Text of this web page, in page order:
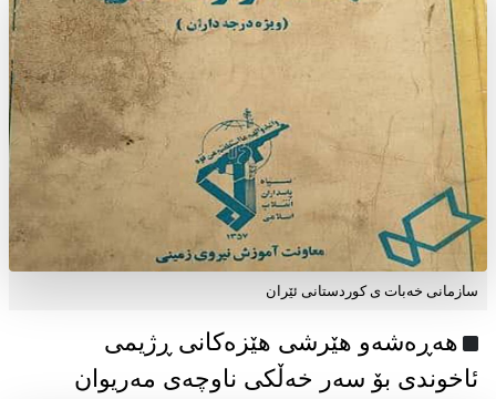
سازمانی خەبات ی كوردستانی ئێران
هەڕەشەو هێرشی هێزەکانی ڕژیمی
ئاخوندی بۆ سەر خەڵکی ناوچەی مەریوان